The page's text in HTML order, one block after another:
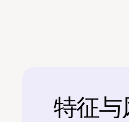
后
特征与